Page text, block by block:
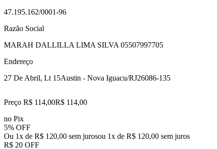
47.195.162/0001-96
Razão Social
MARAH DALLILLA LIMA SILVA 05507997705
Endereço
27 De Abril, Lt 15Austin - Nova Iguacu/RJ26086-135
Preço R$ 114,00R$ 114,00
no Pix
5% OFF
Ou 1x de R$ 120,00 sem jurosou 1x de R$ 120,00 sem juros
R$ 20 OFF